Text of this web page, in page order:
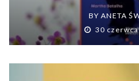
BY ANETA
30